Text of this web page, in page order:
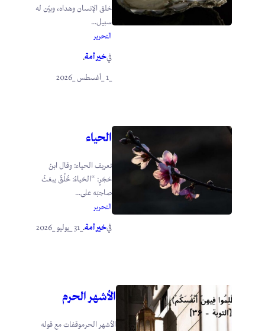
خلق الإنسان وهداه، وبيّن له
سبيل...
التحرير
فيخير أمة.
_1 _أغسطس _2026
الحياء
تعريف الحياء: وقال ابنُ
حَجَرٍ: “الحَياءُ: خُلُقٌ يبعَثُ
صاحِبَه على...
التحرير
فيخير أمة.
الأشهر الحرم
الأشهر الحرموقفات مع قوله